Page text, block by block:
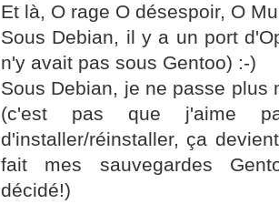
Et là, O rage O désespoir, O
Sous Debian, il y a un port
n'y avait pas sous Gentoo) :-)
Sous Debian, je ne passe plus
(c'est pas que j'aime
d'installer/réinstaller, ça
fait mes sauvegardes
décidé!)